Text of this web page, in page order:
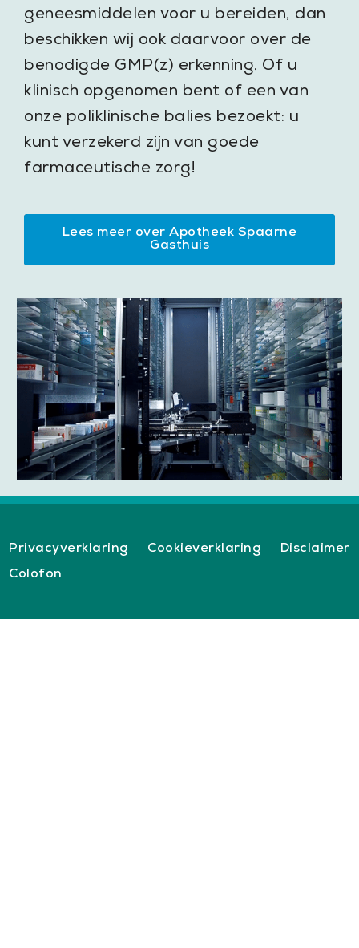
geneesmiddelen voor u bereiden, dan
beschikken wij ook daarvoor over de
benodigde GMP(z) erkenning. Of u
klinisch opgenomen bent of een van
onze poliklinische balies bezoekt: u
kunt verzekerd zijn van goede
farmaceutische zorg!
Lees meer over Apotheek Spaarne
Gasthuis
Privacyverklaring Cookieverklaring
Disclaimer
Colofon